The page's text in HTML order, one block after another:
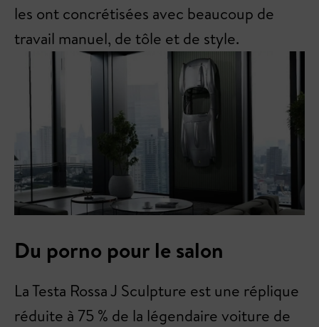
les ont concrétisées avec beaucoup de
travail manuel, de tôle et de style.
Du porno pour le salon
La Testa Rossa J Sculpture est une réplique
réduite à 75 % de la légendaire voiture de